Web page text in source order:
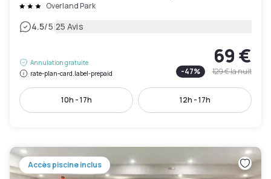
Overland Park
4.5/5|25 Avis
Annulation gratuite
rate-plan-card.label-prepaid
69 €
-47% 129 €la nuit
10h - 17h 12h - 17h
Accès piscine inclus